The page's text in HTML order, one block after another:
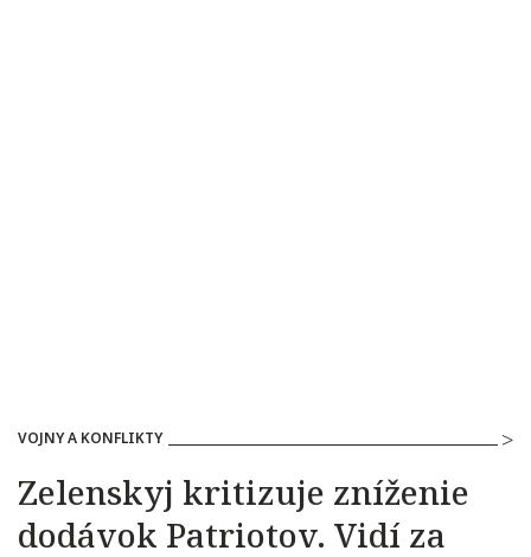
VOJNY A KONFLIKTY
Zelenskyj kritizuje zníženie
dodávok Patriotov. Vidí za